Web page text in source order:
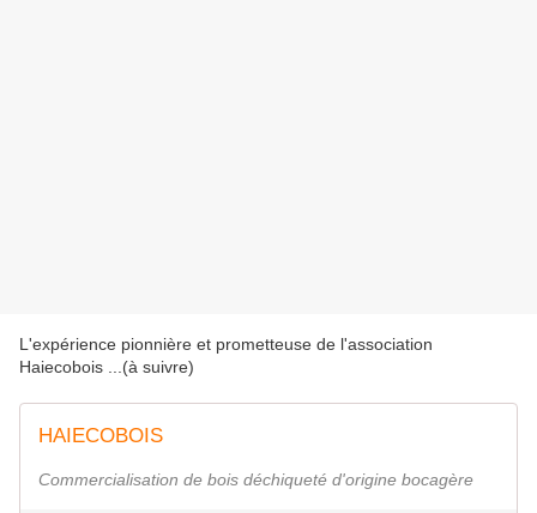
L'expérience pionnière et prometteuse de l'association
Haiecobois ...(à suivre)
HAIECOBOIS
Commercialisation de bois déchiqueté d'origine bocagère